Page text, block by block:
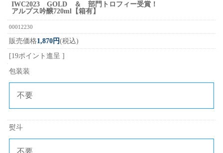
IWC2023 GOLD ＆ 部門トロフィー受賞！
アルプス吟醸720ml【箱有】
00012230
販売価格1,870円(税込)
[19ポイント進呈 ]
包装装
熨斗